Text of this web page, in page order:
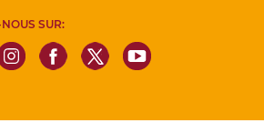
SUR: